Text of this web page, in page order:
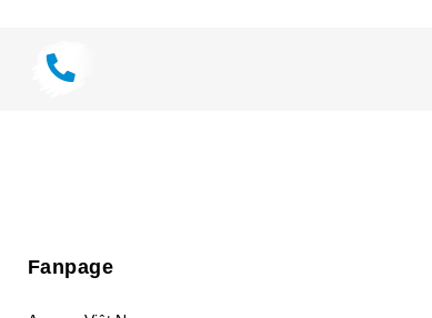
Fanpage